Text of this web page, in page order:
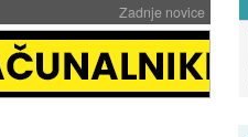
Zadnje novice